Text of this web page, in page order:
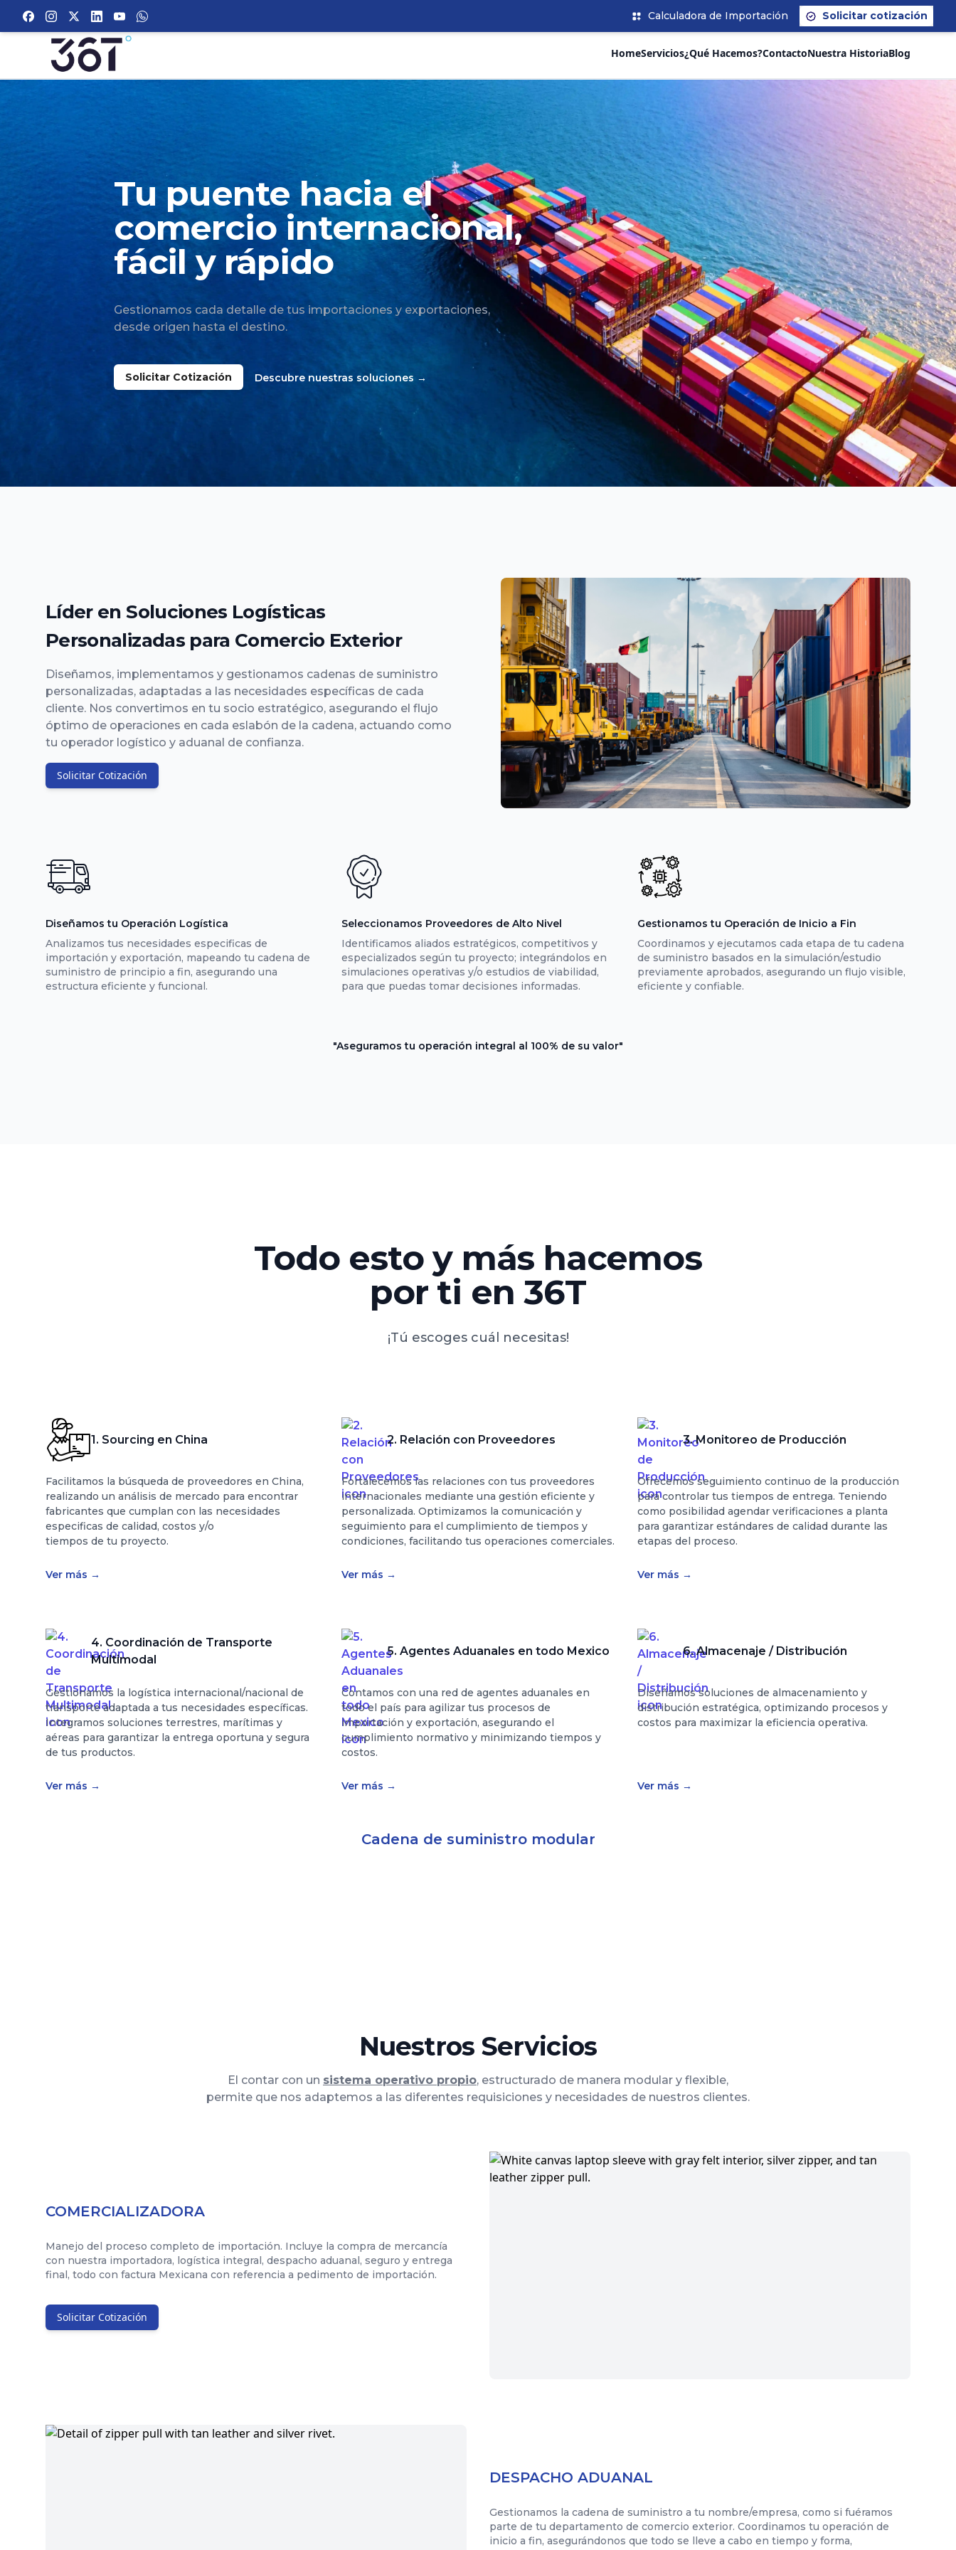
Calculadora de Importación Solicitar cotización
Your Company
HomeServicios¿Qué Hacemos?ContactoNuestra HistoriaBlog
Tu puente hacia el
comercio internacional,
fácil y rápido
Gestionamos cada detalle de tus importaciones y exportaciones,
desde origen hasta el destino.
Solicitar Cotización Descubre nuestras soluciones →
Líder en Soluciones Logísticas
Personalizadas para Comercio Exterior
Diseñamos, implementamos y gestionamos cadenas de suministro
personalizadas, adaptadas a las necesidades específicas de cada
cliente. Nos convertimos en tu socio estratégico, asegurando el flujo
óptimo de operaciones en cada eslabón de la cadena, actuando como
tu operador logístico y aduanal de confianza.
Solicitar Cotización
Diseñamos tu Operación Logística
Analizamos tus necesidades especificas de
importación y exportación, mapeando tu cadena de
suministro de principio a fin, asegurando una
estructura eficiente y funcional.
Seleccionamos Proveedores de Alto Nivel
Identificamos aliados estratégicos, competitivos y
especializados según tu proyecto; integrándolos en
simulaciones operativas y/o estudios de viabilidad,
para que puedas tomar decisiones informadas.
Gestionamos tu Operación de Inicio a Fin
Coordinamos y ejecutamos cada etapa de tu cadena
de suministro basados en la simulación/estudio
previamente aprobados, asegurando un flujo visible,
eficiente y confiable.
"Aseguramos tu operación integral al 100% de su valor"
Todo esto y más hacemos
por ti en 36T
¡Tú escoges cuál necesitas!
1. Sourcing en China
Facilitamos la búsqueda de proveedores en China,
realizando un análisis de mercado para encontrar
fabricantes que cumplan con las necesidades
especificas de calidad, costos y/o
tiempos de tu proyecto.
Ver más →
2. Relación con Proveedores
Fortalecemos las relaciones con tus proveedores
internacionales mediante una gestión eficiente y
personalizada. Optimizamos la comunicación y
seguimiento para el cumplimiento de tiempos y
condiciones, facilitando tus operaciones comerciales.
Ver más →
3. Monitoreo de Producción
Ofrecemos seguimiento continuo de la producción
para controlar tus tiempos de entrega. Teniendo
como posibilidad agendar verificaciones a planta
para garantizar estándares de calidad durante las
etapas del proceso.
Ver más →
4. Coordinación de Transporte
Multimodal
Gestionamos la logística internacional/nacional de
transporte adaptada a tus necesidades específicas.
Integramos soluciones terrestres, marítimas y
aéreas para garantizar la entrega oportuna y segura
de tus productos.
Ver más →
5. Agentes Aduanales en todo Mexico
Contamos con una red de agentes aduanales en
todo el país para agilizar tus procesos de
importación y exportación, asegurando el
cumplimiento normativo y minimizando tiempos y
costos.
Ver más →
6. Almacenaje / Distribución
Diseñamos soluciones de almacenamiento y
distribución estratégica, optimizando procesos y
costos para maximizar la eficiencia operativa.
Ver más →
Cadena de suministro modular
Nuestros Servicios
El contar con un sistema operativo propio, estructurado de manera modular y flexible,
permite que nos adaptemos a las diferentes requisiciones y necesidades de nuestros clientes.
COMERCIALIZADORA
Manejo del proceso completo de importación. Incluye la compra de mercancía
con nuestra importadora, logística integral, despacho aduanal, seguro y entrega
final, todo con factura Mexicana con referencia a pedimento de importación.
Solicitar Cotización
DESPACHO ADUANAL
Gestionamos la cadena de suministro a tu nombre/empresa, como si fuéramos
parte de tu departamento de comercio exterior. Coordinamos tu operación de
inicio a fin, asegurándonos que todo se lleve a cabo en tiempo y forma,